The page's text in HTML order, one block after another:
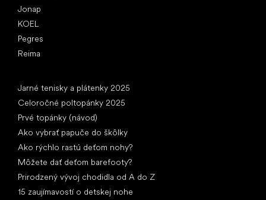
Jonap
KOEL
Pegres
Reima
Jarné tenisky a plátenky 2025
Celoročné poltopánky 2025
Prvé topánky (návod)
Ako vybrať papuče do škôlky
Ako rýchlo rastú deťom nohy?
Môžete dať deťom barefooty?
Prirodzený vývoj chodidla od A do Z
15 zaujímavostí o detskej nohe